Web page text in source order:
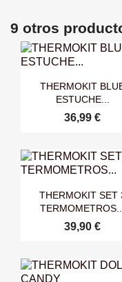
9 otros
 Vista rápida
THERMOKIT
ESTUCHE...
36,99 €
 Vista rápida
THERMOKIT SET
TERMOMETROS...
39,90 €